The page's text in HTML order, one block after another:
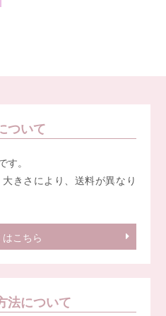
ついて
。
きさにより、送料が異なり
こちら
法について